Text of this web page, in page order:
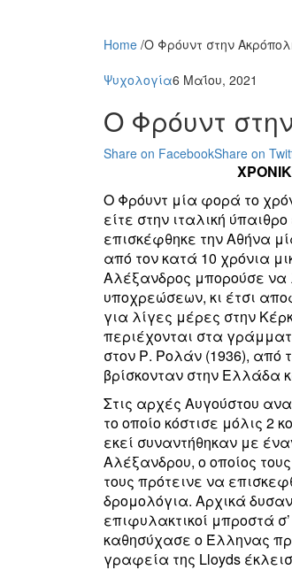
Home /Ο Φρόυντ στην
Ψυχολογία6 Μαΐου, 2021
Ο Φρόυντ
Share on FacebookShare on
Ο Φρόυντ μία φορά το
είτε στην ιταλική
επισκέφθηκε την Αθήνα
από τον κατά 10 χρόνια
Αλέξανδρος μπορούσε
υποχρεώσεων, κι έτσι
για λίγες μέρες στην
περιέχονται στα
στον Ρ. Ρολάν (1936), από
βρίσκονταν στην Ελλάδα
Στις αρχές Αυγούστου
το οποίο κόστισε μόλις 2
εκεί συναντήθηκαν με
Αλέξανδρου, ο οποίος
τους πρότεινε να
δρομολόγια. Αρχικά
επιφυλακτικοί μπροστά
καθησύχασε ο Έλληνας
γραφεία της Lloyds